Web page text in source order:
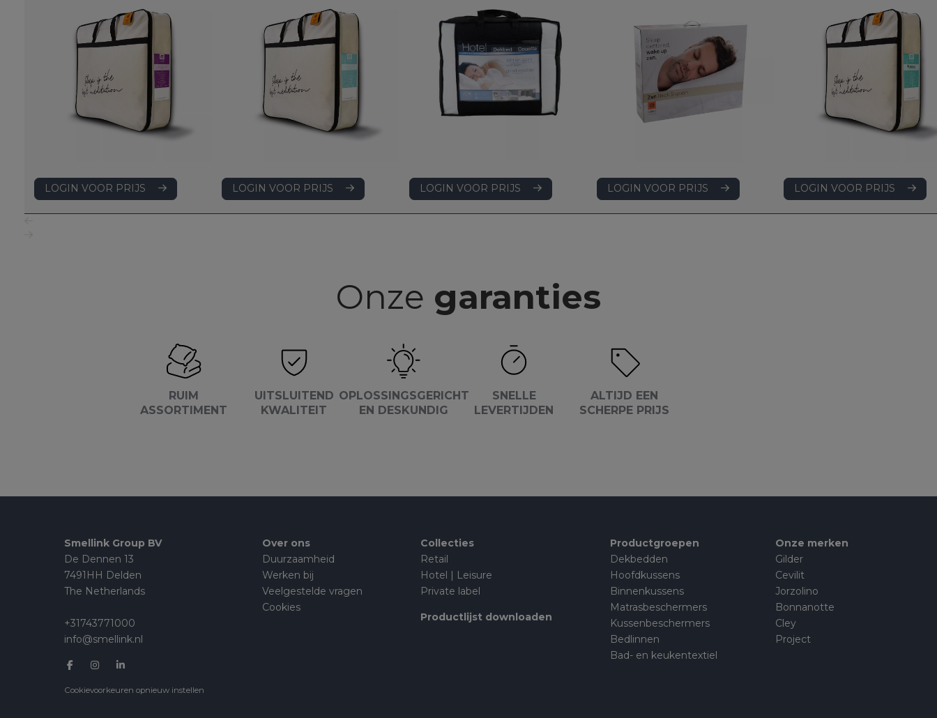
LOGIN VOOR PRIJS LOGIN VOOR PRIJS LOGIN VOOR PRIJS LOGIN VOOR PRIJS LOGIN VOOR PRIJS
Onze garanties
RUIM
ASSORTIMENT
UITSLUITEND
KWALITEIT
OPLOSSINGSGERICHT
EN DESKUNDIG
SNELLE
LEVERTIJDEN
ALTIJD EEN
SCHERPE PRIJS
Smellink Group BV
De Dennen 13
7491HH Delden
The Netherlands
+31743771000
info@smellink.nl
Cookievoorkeuren opnieuw instellen
Over ons
Duurzaamheid
Werken bij
Veelgestelde vragen
Cookies
Collecties
Retail
Hotel | Leisure
Private label
Productlijst downloaden
Productgroepen
Dekbedden
Hoofdkussens
Binnenkussens
Matrasbeschermers
Kussenbeschermers
Bedlinnen
Bad- en keukentextiel
Onze merken
Gilder
Cevilit
Jorzolino
Bonnanotte
Cley
Project